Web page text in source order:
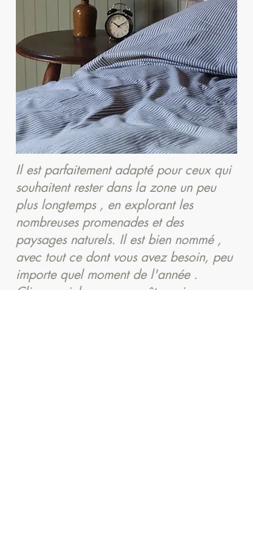
Il est parfaitement adapté pour ceux qui
souhaitent rester dans la zone un peu
plus longtemps , en explorant les
nombreuses promenades et des
paysages naturels. Il est bien nommé ,
avec tout ce dont vous avez besoin, peu
importe quel moment de l'année .
Cliquez ci-dessous pour être prises pour